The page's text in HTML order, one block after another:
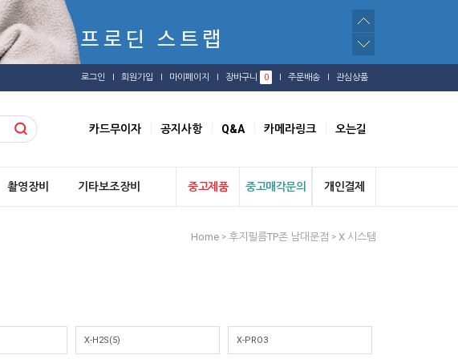
로그인 회원가입 마이페이지 장바구니 0 주문배송 관심상품
카드무이자 공지사항 Q&A 카메라링크 오는길
촬영장비 기타보조장비 중고제품 중고매각문의 개인결제
Home > 후지필름TP존 남대문점 > X 시스템
X-H2S(5) X-PRO3